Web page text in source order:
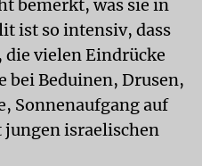
bemerkt, was sie in
ist so intensiv, dass
vielen Eindrücke
bei Beduinen, Drusen,
Sonnenaufgang auf
jungen israelischen